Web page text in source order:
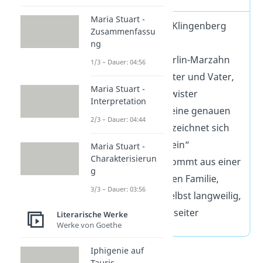
Name:
Maik Klingenberg
Wohnort:
Berlin-Marzahn
Mutter und Vater,
keine Geschwister
keine genauen
Angaben, bezeichnet sich
selbst als „klein“
Sonstiges:
kommt aus einer
wohlhabenden Familie,
findet sich selbst langweilig,
ist ein Außenseiter
Maria Stuart -
Zusammenfassu
ng
1/3 – Dauer: 04:56
Maria Stuart -
Interpretation
2/3 – Dauer: 04:44
Maria Stuart -
Charakterisierun
g
3/3 – Dauer: 03:56
Literarische Werke
Werke von Goethe
Iphigenie auf